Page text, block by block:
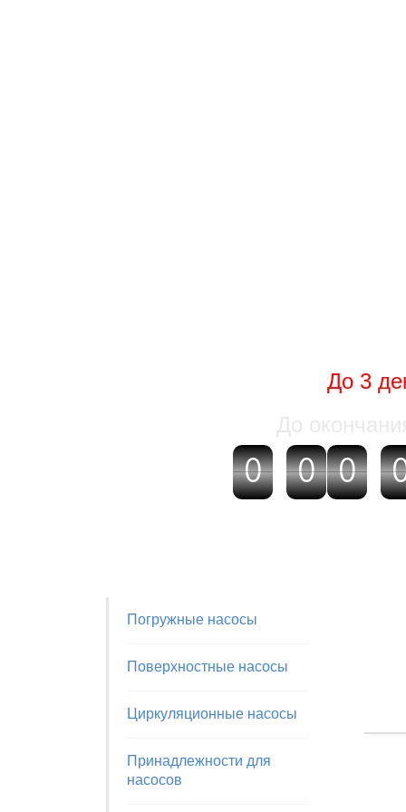
До 3
0
0 0
0 0
0
Погружные насосы
Поверхностные насосы
Циркуляционные насосы
Принадлежности для
насосов